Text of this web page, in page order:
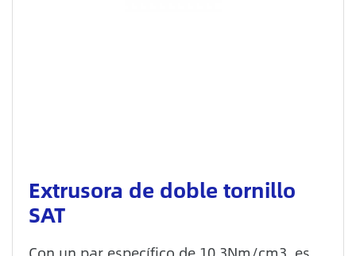
Extrusora de doble tornillo
SAT